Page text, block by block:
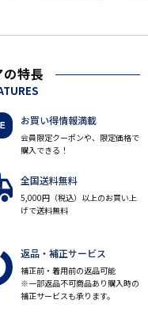
特長
お買い得情報満載
会員限定クーポンや、限定価格で
購入できる！
全国送料無料
5,000円（税込）以上のお買い上
げで送料無料
返品・補正サービス
補正前・着用前の返品可能
※一部返品不可商品あり購入時の
補正サービスも承ります。